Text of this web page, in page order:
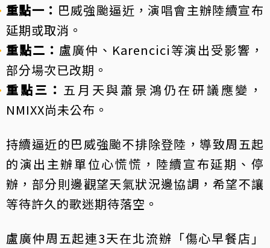
重點一： 巴威強颱逼近，演唱會主辦陸續宣布
延期或取消。
重點二： 盧廣仲、Karencici等演出受影響，
部分場次已改期。
重點三： 五月天與蕭景鴻仍在研議應變，
NMIXX尚未公布。
持續逼近的巴威強颱不排除登陸，導致周五起
的演出主辦單位心慌慌，陸續宣布延期、停
辦，部分則邊觀望天氣狀況邊協調，希望不讓
等待許久的歌迷期待落空。
盧廣仲周五起連3天在北流辦「傷心早餐店」